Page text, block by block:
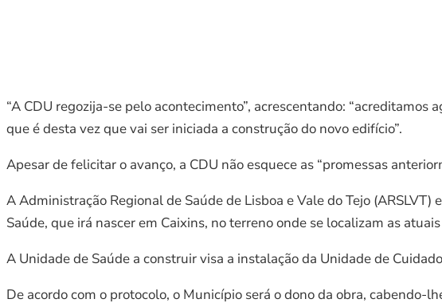
“A CDU regozija-se pelo acontecimento”, acrescentando:
que é desta vez que vai ser iniciada a construção do novo edifício”.
Apesar de felicitar o avanço, a CDU não esquece as “promessas
A Administração Regional de Saúde de Lisboa e Vale do Tejo
Saúde, que irá nascer em Caixins, no terreno onde se localizam as
A Unidade de Saúde a construir visa a instalação da Unidade de
De acordo com o protocolo, o Município será o dono da obra,